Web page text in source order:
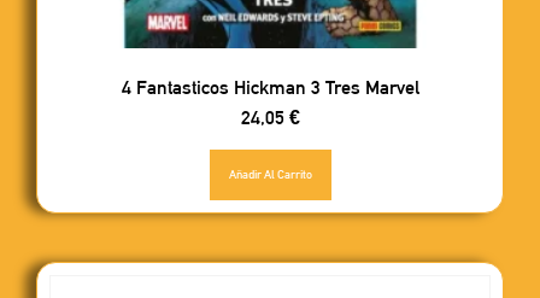
4 Fantasticos Hickman 3 Tres Marvel
24,05 €
Añadir Al Carrito